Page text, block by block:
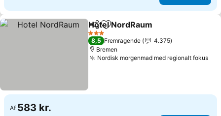
Del Føj til favoritter
Hotel NordRaum
3 Stjerner
8,5 Fremragende
4.375
Bremen
Nordisk morgenmad med regionalt fokusSe
Af 583 kr.